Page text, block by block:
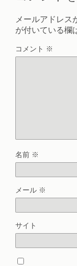
メールアドレス
が付いている欄
コメント ※
名前 ※
メール ※
サイト